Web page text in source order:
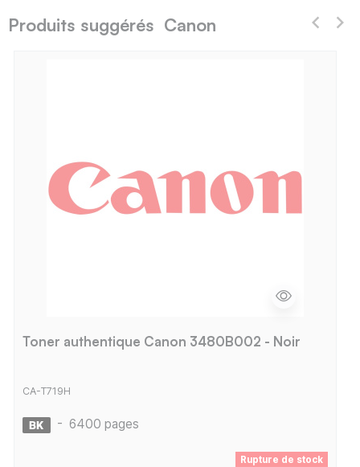
Produits suggérés Canon
Toner authentique Canon 3480B002 - Noir
CA-T719H
- 6400 pages
Rupture de stock